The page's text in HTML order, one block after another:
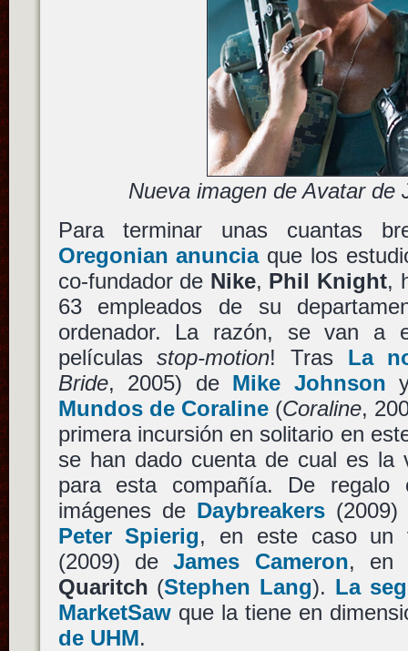
Nueva imagen de Avatar de
Para terminar unas cuantas
Oregonian anunciaque los
co-fundador de Nike, Phil Knight,
63 empleados de su
ordenador. La razón, se van a
películasstop-motion! Tras La
Bride, 2005) de Mike Johnson
Mundos de Coraline(Coraline,
primera incursión en solitario en
se han dado cuenta de cual es la
para esta compañía. De regalo
imágenes de Daybreakers
Peter Spierig, en este caso
(2009) deJames Cameron, en
Quaritch (Stephen Lang). La
MarketSawque la tiene en
de UHM.